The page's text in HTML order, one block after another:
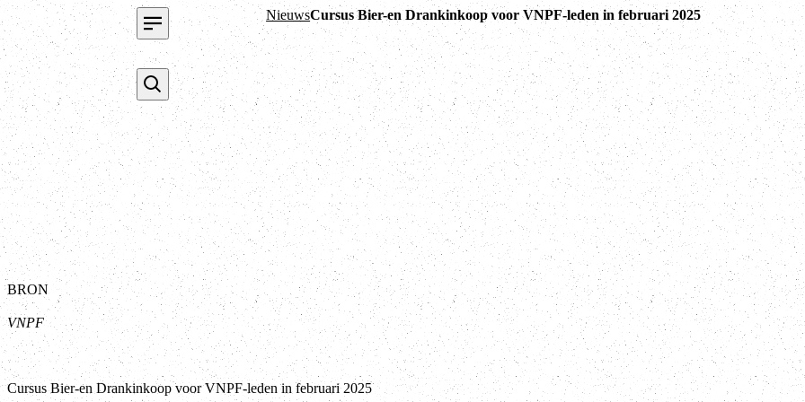
NieuwsCursus Bier-en Drankinkoop voor VNPF-leden in februari 2025
BRON
VNPF
Cursus Bier-en Drankinkoop voor VNPF-leden in februari 2025